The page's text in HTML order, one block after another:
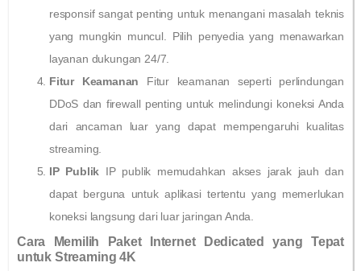
responsif sangat penting untuk menangani masalah teknis
yang mungkin muncul. Pilih penyedia yang menawarkan
layanan dukungan 24/7.
Fitur Keamanan Fitur keamanan seperti perlindungan
DDoS dan firewall penting untuk melindungi koneksi Anda
dari ancaman luar yang dapat mempengaruhi kualitas
streaming.
IP Publik IP publik memudahkan akses jarak jauh dan
dapat berguna untuk aplikasi tertentu yang memerlukan
koneksi langsung dari luar jaringan Anda.
Cara Memilih Paket Internet Dedicated yang Tepat
untuk Streaming 4K